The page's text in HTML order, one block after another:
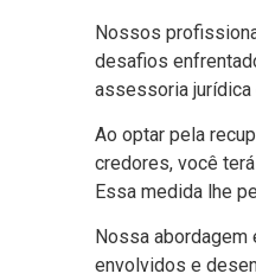
Nossos
desafios
assessoria
Ao optar pela
credores, você
Essa medida lhe
Nossa
envolvidos e